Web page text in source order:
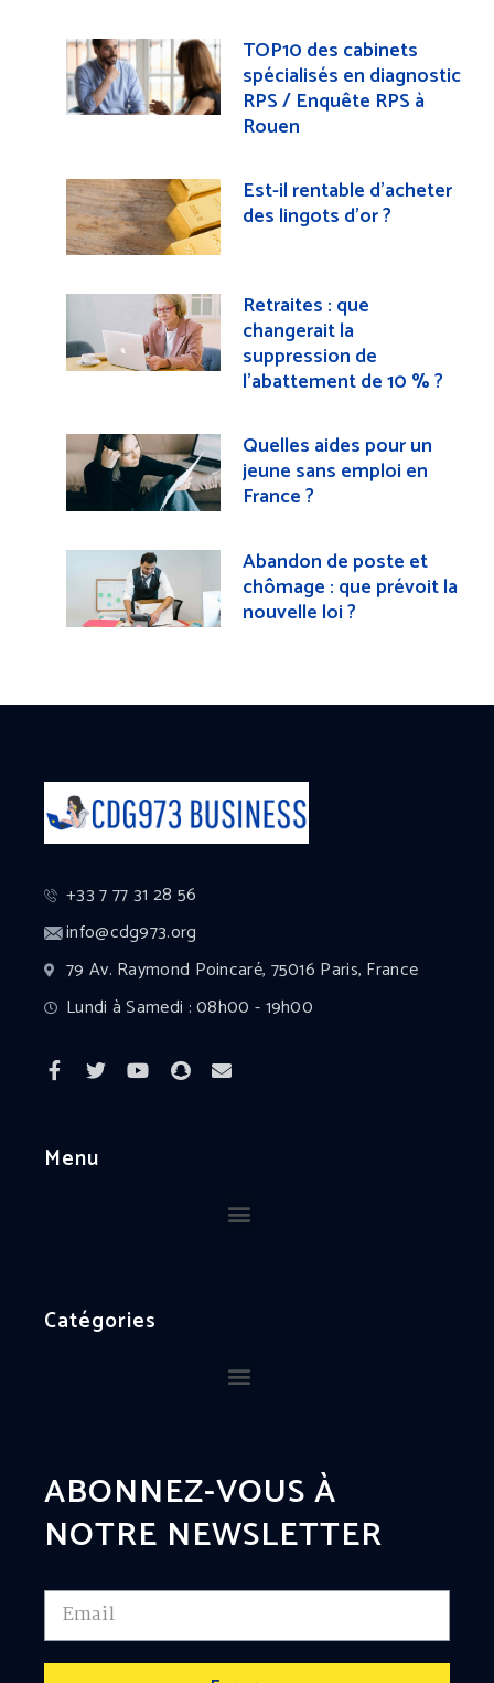
TOP10 des cabinets
spécialisés en diagnostic
RPS / Enquête RPS à
Rouen
Est-il rentable d’acheter
des lingots d’or ?
Retraites : que
changerait la
suppression de
l’abattement de 10 % ?
Quelles aides pour un
jeune sans emploi en
France ?
Abandon de poste et
chômage : que prévoit la
nouvelle loi ?
+33 7 77 31 28 56
info@cdg973.org
79 Av. Raymond Poincaré, 75016 Paris, France
Lundi à Samedi : 08h00 - 19h00
Menu
Catégories
ABONNEZ-VOUS À
NOTRE NEWSLETTER